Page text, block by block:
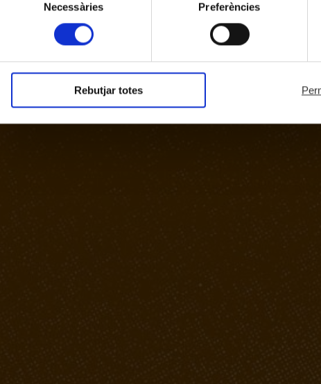
consentiment
Necessàries Preferències
Rebutjar totes